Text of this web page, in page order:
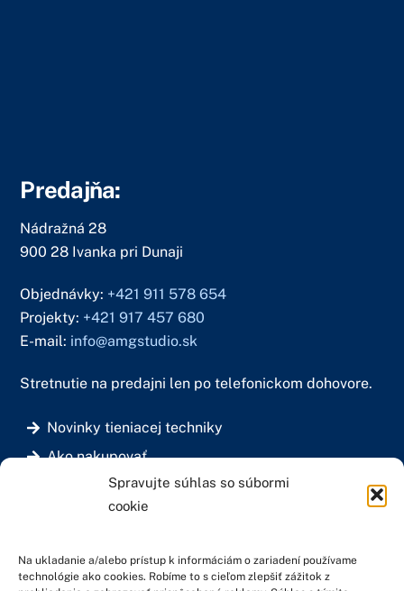
Spravujte súhlas so súbormi
cookie
Na ukladanie a/alebo prístup k informáciám o zariadení používame
technológie ako cookies. Robíme to s cieľom zlepšiť zážitok z
Predajňa:
Nádražná 28
900 28 Ivanka pri Dunaji
Objednávky: +421 911 578 654
Projekty: +421 917 457 680
E-mail: info@amgstudio.sk
Stretnutie na predajni len po telefonickom dohovore.
Novinky tieniacej techniky
Ako nakupovať
Doprava a platba
Všeobecné obchodné podmienky
Bc. Martin Haško – AMG STUDIO